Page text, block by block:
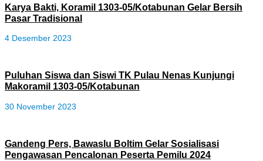
Karya Bakti, Koramil 1303-05/Kotabunan Gelar Bersih
Pasar Tradisional
4 Desember 2023
Puluhan Siswa dan Siswi TK Pulau Nenas Kunjungi
Makoramil 1303-05/Kotabunan
30 November 2023
Gandeng Pers, Bawaslu Boltim Gelar Sosialisasi
Pengawasan Pencalonan Peserta Pemilu 2024